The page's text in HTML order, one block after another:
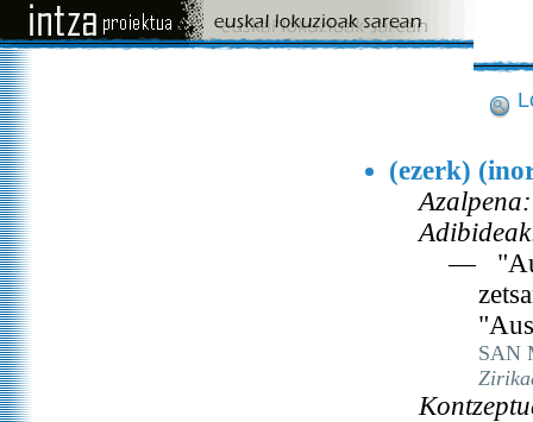
(ezerk)
Azalpena:
—
SAN